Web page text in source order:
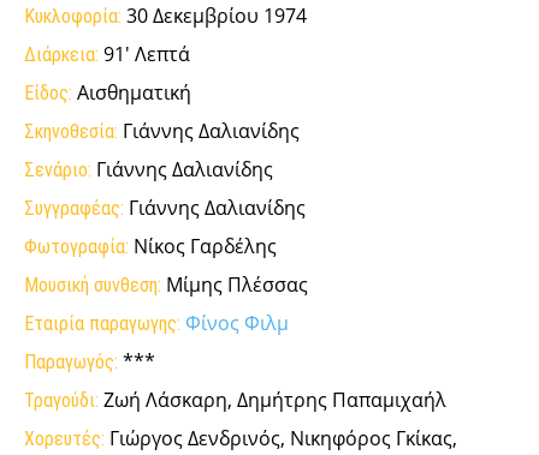
Κυκλοφορία: 30 Δεκεμβρίου 1974
Διάρκεια: 91' Λεπτά
Είδος: Αισθηματική
Σκηνοθεσία: Γιάννης Δαλιανίδης
Σενάριο: Γιάννης Δαλιανίδης
Συγγραφέας: Γιάννης Δαλιανίδης
Φωτογραφία: Νίκος Γαρδέλης
Μουσική συνθεση: Μίμης Πλέσσας
Εταιρία παραγωγης: Φίνος Φιλμ
Παραγωγός: ***
Τραγούδι: Ζωή Λάσκαρη, Δημήτρης Παπαμιχαήλ
Χορευτές: Γιώργος Δενδρινός, Νικηφόρος Γκίκας,